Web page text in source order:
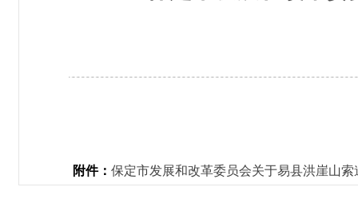
附件：保定市发展和改革委员会关于易县洪崖山